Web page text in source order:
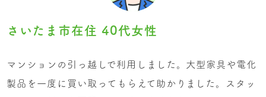
さいたま市在住 40代女性
マンションの引っ越しで利用しました。大型家具や電化
製品を一度に買い取ってもらえて助かりました。スタッ